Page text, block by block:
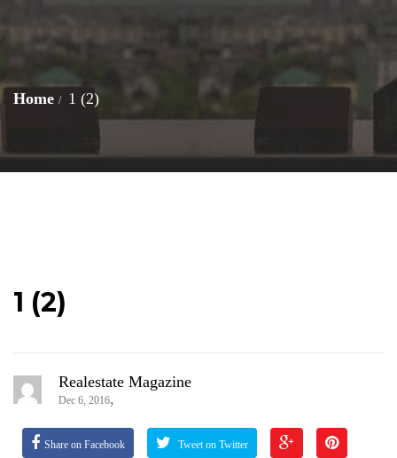
Home 1 (2)
1 (2)
Realestate Magazine
Dec 6, 2016,
Share on Facebook Tweet on Twitter